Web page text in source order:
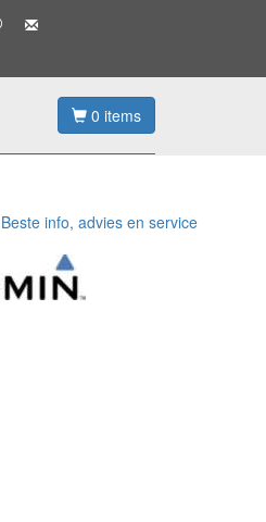
0 items
Beste info, advies en service